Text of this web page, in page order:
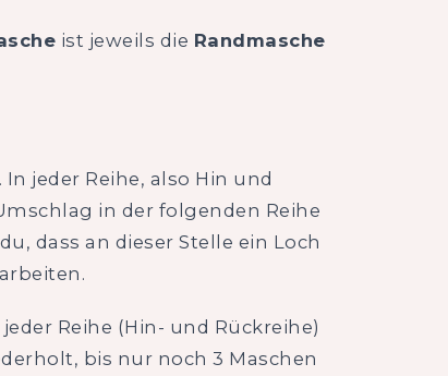
ist jeweils die Randmasche
jeder Reihe, also Hin und
in der folgenden Reihe
dass an dieser Stelle ein Loch
Reihe (Hin- und Rückreihe)
bis nur noch 3 Maschen